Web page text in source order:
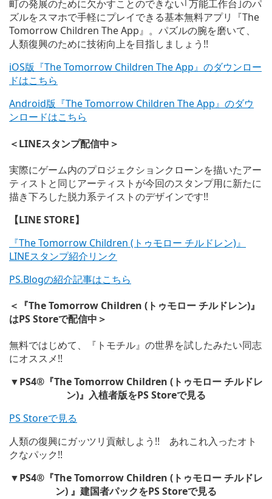
町の発展のために欠かすことのできない｢万能工作台｣のパ
ズルをスマホで手軽にプレイできる基本無料アプリ『The
Tomorrow Children The App』。パズルの腕を磨いて、
人類復興のために技術向上を目指しましょう!!
iOS版『The Tomorrow Children The App』のダウンロー
ドはこちら
Android版『The Tomorrow Children The App』のダウ
ンロードはこちら
＜LINEスタンプ配信中＞
実際にゲーム内のプロジェクションクローンを描いたアー
ティストと同じアーティストが今回のスタンプ用に新たに
描き下ろした脱力系テイストのデザインです!!
【LINE STORE】
『The Tomorrow Children (トゥモロー チルドレン)』
LINEスタンプ紹介リンク
PS.Blogの紹介記事はこちら
＜『The Tomorrow Children (トゥモロー チルドレン)』
はPS Storeで配信中＞
無料ではじめて、『トモチル』の世界を試したみたい同志
にオススメ!!
▼PS4®『The Tomorrow Children (トゥモロー チルドレ
ン)』入植者版をPS Storeで見る
PS Storeで見る
人類の復興にガッツリ貢献しよう!! あれこれ入ったオト
クなパック!!
▼PS4®『The Tomorrow Children (トゥモロー チルドレ
ン) 』建国者パックをPS Storeで見る